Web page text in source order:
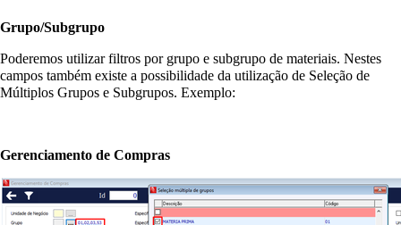
Grupo/Subgrupo
Poderemos utilizar filtros por grupo e subgrupo de materiais. Nestes
campos também existe a possibilidade da utilização de Seleção de
Múltiplos Grupos e Subgrupos. Exemplo:
Gerenciamento de Compras